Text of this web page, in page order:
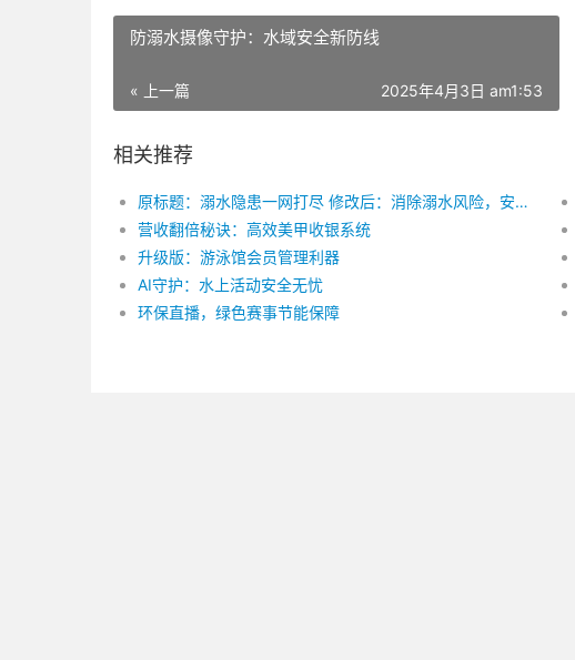
防溺水摄像守护：水域安全新防线
« 上一篇 2025年4月3日 am1:53
相关推荐
原标题：溺水隐患一网打尽 修改后：消除溺水风险，安全无忧
营收翻倍秘诀：高效美甲收银系统
升级版：游泳馆会员管理利器
AI守护：水上活动安全无忧
环保直播，绿色赛事节能保障